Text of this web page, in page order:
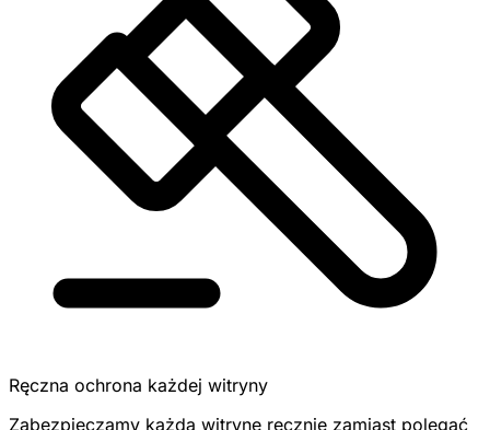
Ręczna ochrona każdej witryny
Zabezpieczamy każdą witrynę ręcznie zamiast polegać